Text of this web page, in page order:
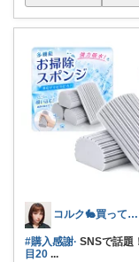
コルク🐇買ってよかった！オリジナル写真
#購入感謝· SNSで話題
目20 ...